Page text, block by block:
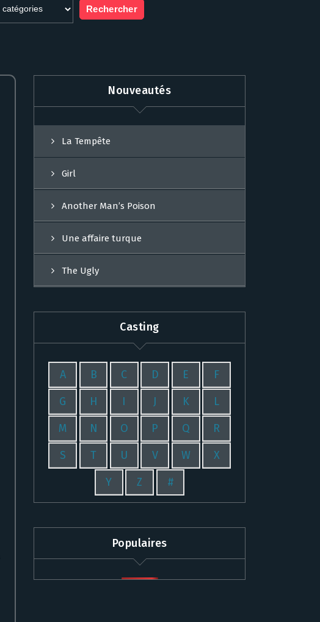
Nouveautés
La Tempête
Girl
Another Man’s Poison
Une affaire turque
The Ugly
Casting
A B C D E F
G H I J K L
M N O P Q R
S T U V W X
Y Z #
Populaires